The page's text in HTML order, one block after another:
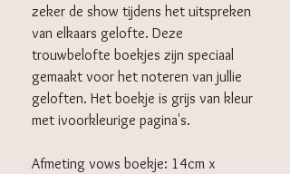
zeker de show tijdens het uitspreken
van elkaars gelofte. Deze
trouwbelofte boekjes zijn speciaal
gemaakt voor het noteren van jullie
geloften. Het boekje is grijs van kleur
met ivoorkleurige pagina's.
Afmeting vows boekje: 14cm x